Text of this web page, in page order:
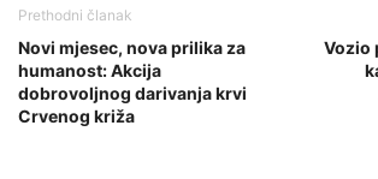
Prethodni članak
Novi mjesec, nova prilika za
humanost: Akcija
dobrovoljnog darivanja krvi
Crvenog križa
Vozio